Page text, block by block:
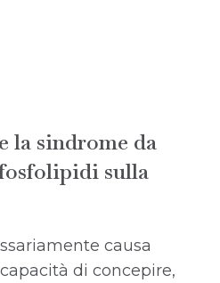
la sindrome da
sulla
causa
di concepire,